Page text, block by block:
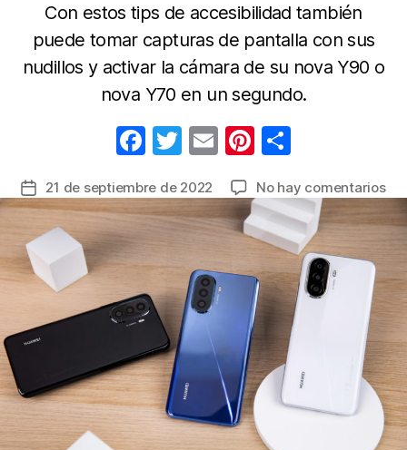
Con estos tips de accesibilidad también
puede tomar capturas de pantalla con sus
nudillos y activar la cámara de su nova Y90 o
nova Y70 en un segundo.
F
c
e
b
o
o
k
T
itt
er
E
ail
Pi
er
e
st
m
p
ar
tir
Fecha
de
entrada
21 de septiembre de 2022 No hay comentariosen
al
un